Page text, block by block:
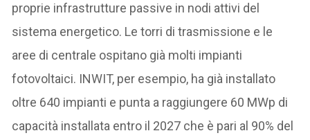
proprie infrastrutture passive in nodi attivi del
sistema energetico. Le torri di trasmissione e le
aree di centrale ospitano già molti impianti
fotovoltaici. INWIT, per esempio, ha già installato
oltre 640 impianti e punta a raggiungere 60 MWp di
capacità installata entro il 2027 che è pari al 90% del